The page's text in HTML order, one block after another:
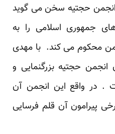
انجمن حجتیه سخن می گوید
جمهوری اسلامی را به
محکوم می کند. با مهدی
حجتیه بزرگنمایی و
. در واقع این انجمن آن
پیرامون آن قلم فرسایی